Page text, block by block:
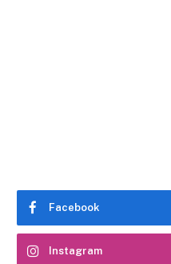
Facebook
Instagram